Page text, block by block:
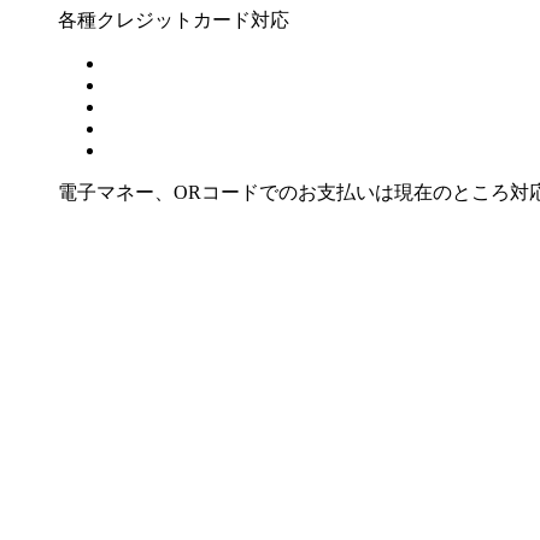
各種クレジットカード対応
電子マネー、ORコードでのお支払いは現在のところ対